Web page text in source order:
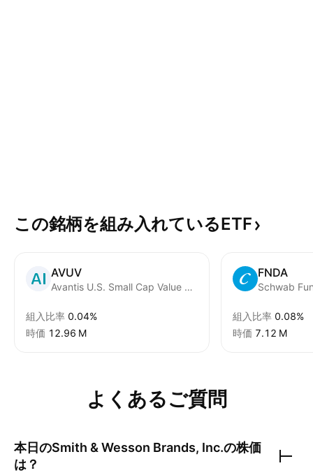
この銘柄を組み入れているETF
AVUV
Avantis U.S. Small Cap Value ETF
組入比率 0.04%
時価 ‪12.96 M‬
FNDA
組入比率 0.08%
時価 ‪7.12 M‬
よくあるご質問
本日のSmith & Wesson Brands, Inc.の株価
は？